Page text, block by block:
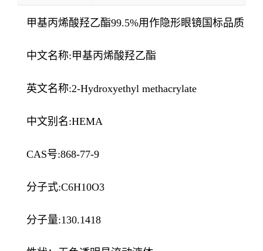
甲基丙烯酸羟乙酯99.5%用作隐形眼镜国标品质
中文名称:甲基丙烯酸羟乙酯
英文名称:2-Hydroxyethyl methacrylate
中文别名:HEMA
CAS号:868-77-9
分子式:C6H10O3
分子量:130.1418